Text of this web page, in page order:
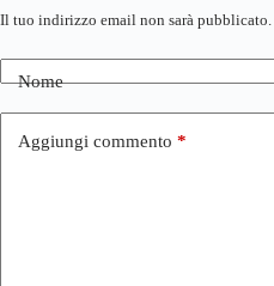
Il tuo indirizzo email non sarà pubblicato.
Nome
Aggiungi commento *